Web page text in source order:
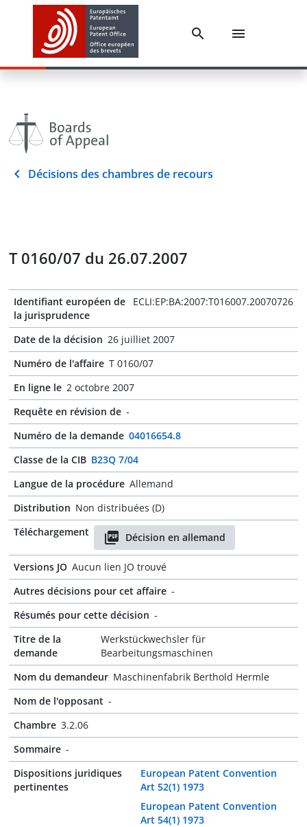
Décisions des chambres de recours
T 0160/07 du 26.07.2007
Identifiant européen de
la jurisprudence
ECLI:EP:BA:2007:T016007.20070726
Date de la décision 26 juilliet 2007
Numéro de l'affaire T 0160/07
En ligne le 2 octobre 2007
Requête en révision de -
Numéro de la demande 04016654.8
Classe de la CIB B23Q 7/04
Langue de la procédure Allemand
Distribution Non distribuées (D)
Téléchargement
Décision en allemand
Versions JO Aucun lien JO trouvé
Autres décisions pour cet affaire -
Résumés pour cette décision -
Titre de la
demande
Werkstückwechsler für
Bearbeitungsmaschinen
Nom du demandeur Maschinenfabrik Berthold Hermle
Nom de l'opposant -
Chambre 3.2.06
Sommaire -
Dispositions juridiques
pertinentes
European Patent Convention
Art 52(1) 1973
European Patent Convention
Art 54(1) 1973